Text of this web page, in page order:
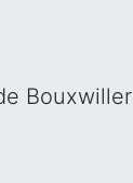
Bouxwiller